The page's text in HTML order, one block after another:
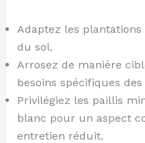
Adaptez les plantations
du sol.
Arrosez de manière
besoins spécifiques
Privilégiez les paillis
blanc pour un aspect
entretien réduit.